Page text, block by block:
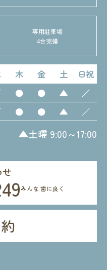
専用駐車場
4台完備
木 金 土
日祝
● ● ▲
／
● ● ▲ ／
▲土曜 9:00～17:00
みんな 歯に良く